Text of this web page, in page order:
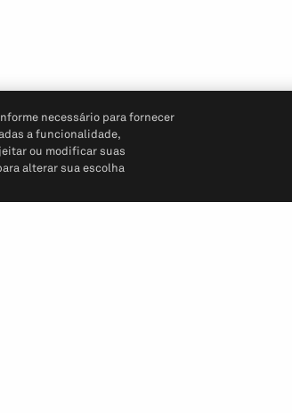
necessário para fornecer
a funcionalidade,
ou modificar suas
alterar sua escolha